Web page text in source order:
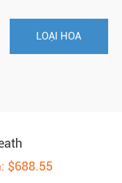
LOẠI HOA
$688.55